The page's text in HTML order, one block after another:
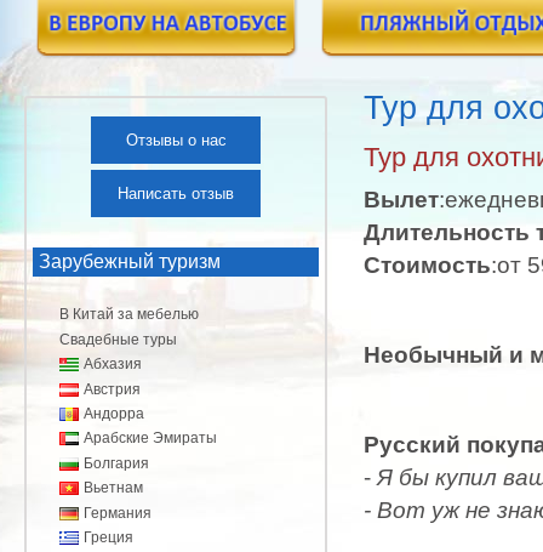
Тур для
Тур для
Вылет
Длительность
Стоимость:от
Необычный и
Русский
- Я бы купил
- Вот уж не
Отзывы о нас
Написать отзыв
Зарубежный туризм
В Китай за мебелью
Свадебные туры
Абхазия
Австрия
Андорра
Арабские Эмираты
Болгария
Вьетнам
Германия
Греция